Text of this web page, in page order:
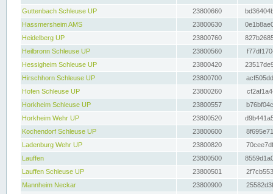
Guttenbach Schleuse UP
23800660
Hassmersheim AMS
23800630
Heidelberg UP
23800760
Heilbronn Schleuse UP
23800560
Hessigheim Schleuse UP
23800420
Hirschhorn Schleuse UP
23800700
Hofen Schleuse UP
23800260
Horkheim Schleuse UP
23800557
Horkheim Wehr UP
23800520
Kochendorf Schleuse UP
23800600
Ladenburg Wehr UP
23800820
Lauffen
23800500
Lauffen Schleuse UP
23800501
Mannheim Neckar
23800900